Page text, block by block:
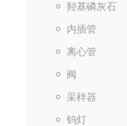
羟基磷灰石
内插管
离心管
阀
采样器
钨灯